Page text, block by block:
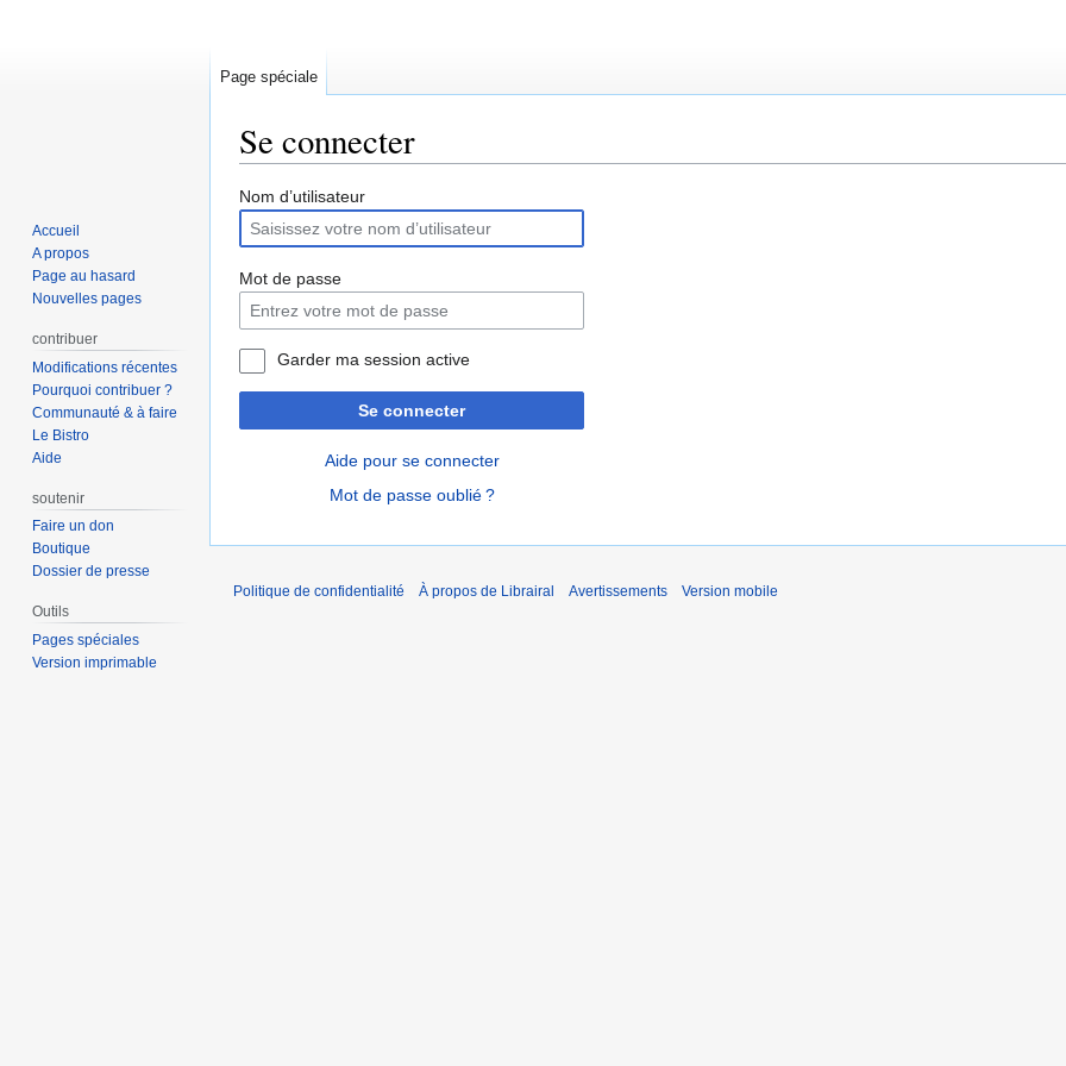
Se connecter
Aller
la
navigation
Aller
la
recherche
Nom d’utilisateur
Mot de passe
Garder ma session active
Se connecter
Aide pour se connecter
Mot de passe oublié ?
Page spéciale
Accueil
A propos
Page au hasard
Nouvelles pages
contribuer
Modifications récentes
Pourquoi contribuer ?
Communauté & à faire
Le Bistro
Aide
soutenir
Faire un don
Boutique
Dossier de presse
Outils
Pages spéciales
Version imprimable
Politique de confidentialité À propos de Librairal Avertissements Version mobile